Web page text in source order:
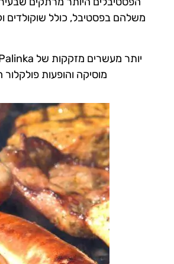
משלהם בפסטיבל, כולל שוקולדים
מוסיקה והופעות